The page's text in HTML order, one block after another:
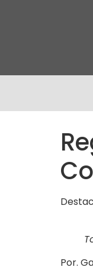
Por.